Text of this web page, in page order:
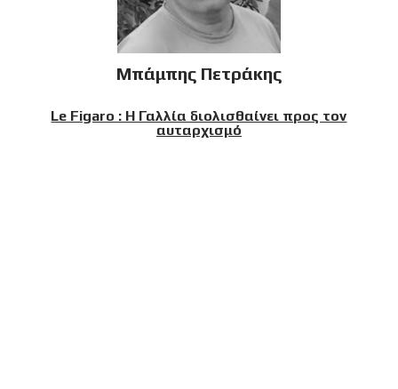
Μπάμπης Πετράκης
Le Figaro : Η Γαλλία διολισθαίνει προς τον
αυταρχισμό